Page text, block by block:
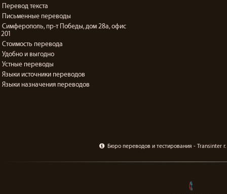
Перевод текста
Письменные переводы
Симферополь, пр-т Победы, дом 28а, офис
201
Стоимость перевода
Удобно и выгодно
Устные переводы
Языки источники переводов
Языки назначения переводов
Бюро переводов и тестирования - Transinter